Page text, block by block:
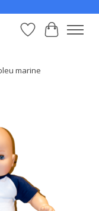
Liste dePanier
marine